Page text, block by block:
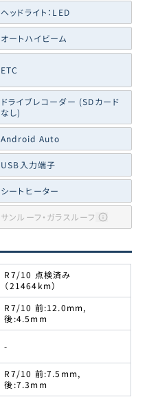
ヘッドライト：LED
オートハイビーム
ETC
ドライブレコーダー (SDカード
なし)
Android Auto
USB入力端子
シートヒーター
サンルーフ・ガラスルーフ
R7/10 点検済み
（21464km）
R7/10 前:12.0mm,
後:4.5mm
-
R7/10 前:7.5mm,
後:7.3mm